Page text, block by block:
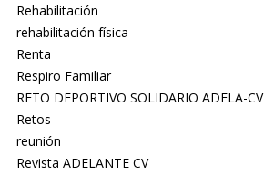
Rehabilitación
rehabilitación física
Renta
Respiro Familiar
RETO DEPORTIVO SOLIDARIO ADELA-CV
Retos
reunión
Revista ADELANTE CV